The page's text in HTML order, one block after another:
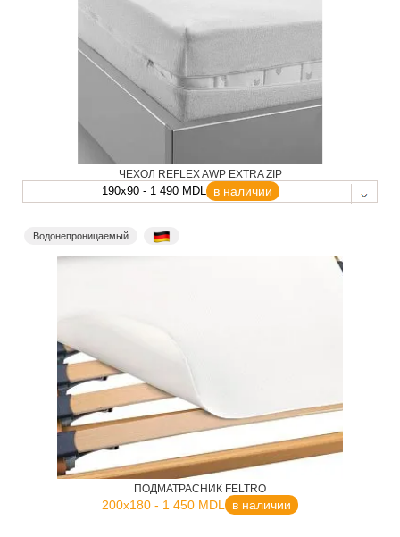
ЧЕХОЛ REFLEX AWP EXTRA ZIP
190x90 - 1 490 MDL в наличии
Водонепроницаемый
ПОДМАТРАСНИК FELTRO
200x180 - 1 450 MDL в наличии